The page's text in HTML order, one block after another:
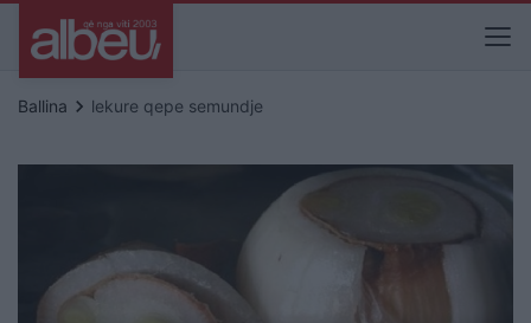
Ballina keyboard_arrow_right lekure qepe semundje